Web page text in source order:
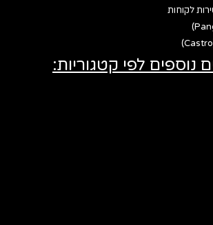
לקוחות
נוספים לפי קטגוריות: